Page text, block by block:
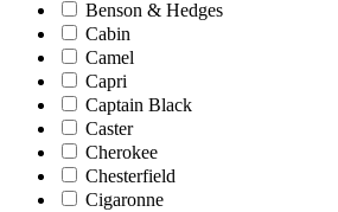
Benson & Hedges
Cabin
Camel
Capri
Captain Black
Caster
Cherokee
Chesterfield
Cigaronne